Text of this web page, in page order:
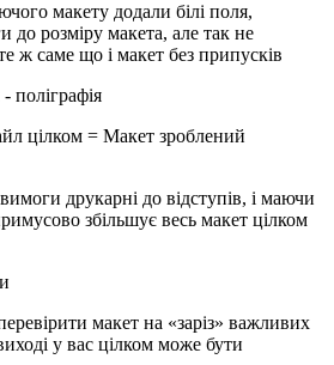
макету додали білі поля,
розміру макета, але так не
ж саме що і макет без припусків
цілком = Макет зроблений
друкарні до відступів, і маючи
збільшує весь макет цілком
макет на «заріз» важливих
у вас цілком може бути